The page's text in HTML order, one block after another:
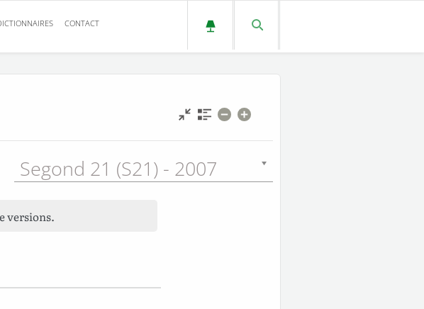
CONTACT
Segond 21 (S21) - 2007
versions.